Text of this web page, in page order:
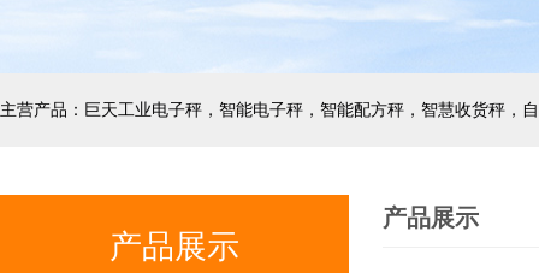
产品展示
产品展示